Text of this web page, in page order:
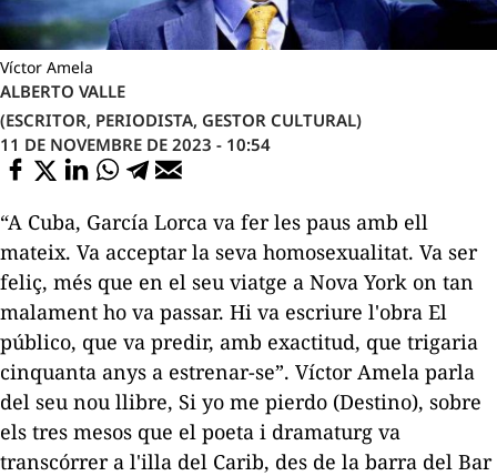
Víctor Amela
ALBERTO VALLE
(ESCRITOR, PERIODISTA, GESTOR CULTURAL)
11 DE NOVEMBRE DE 2023 - 10:54
“A Cuba, García Lorca va fer les paus amb ell
mateix. Va acceptar la seva homosexualitat. Va ser
feliç, més que en el seu viatge a Nova York on tan
malament ho va passar. Hi va escriure l'obra El
público, que va predir, amb exactitud, que trigaria
cinquanta anys a estrenar-se”. Víctor Amela parla
del seu nou llibre, Si yo me pierdo (Destino), sobre
els tres mesos que el poeta i dramaturg va
transcórrer a l'illa del Carib, des de la barra del Bar